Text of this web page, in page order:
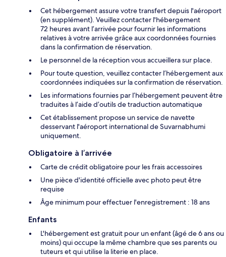
Cet hébergement assure votre transfert depuis l'aéroport
(en supplément). Veuillez contacter l'hébergement
72 heures avant l’arrivée pour fournir les informations
relatives à votre arrivée grâce aux coordonnées fournies
dans la confirmation de réservation.
Le personnel de la réception vous accueillera sur place.
Pour toute question, veuillez contacter l’hébergement aux
coordonnées indiquées sur la confirmation de réservation.
Les informations fournies par l’hébergement peuvent être
traduites à l’aide d’outils de traduction automatique
Cet établissement propose un service de navette
desservant l'aéroport international de Suvarnabhumi
uniquement.
Obligatoire à l’arrivée
Carte de crédit obligatoire pour les frais accessoires
Une pièce d'identité officielle avec photo peut être
requise
Âge minimum pour effectuer l'enregistrement : 18 ans
Enfants
L'hébergement est gratuit pour un enfant (âgé de 6 ans ou
moins) qui occupe la même chambre que ses parents ou
tuteurs et qui utilise la literie en place.